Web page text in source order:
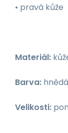
• pravá kůže
Materiál:
Barva:
Velikosti: